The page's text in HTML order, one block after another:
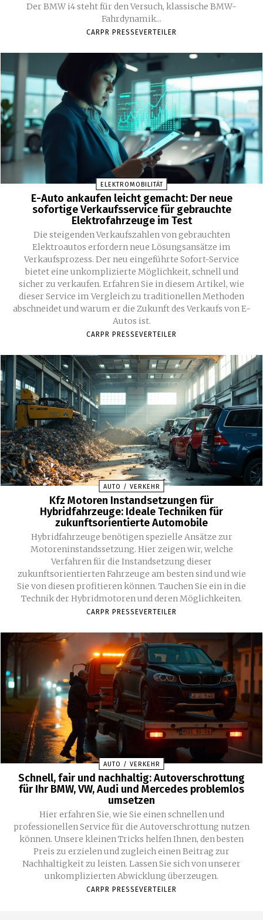
Der BMW i4 steht für den Versuch, klassische BMW-
Fahrdynamik...
CARPR PRESSEVERTEILER
ELEKTROMOBILITÄT
E-Auto ankaufen leicht gemacht: Der neue
sofortige Verkaufsservice für gebrauchte
Elektrofahrzeuge im Test
Die steigenden Verkaufszahlen von gebrauchten
Elektroautos erfordern neue Lösungsansätze im
Verkaufsprozess. Der neu eingeführte Sofort-Service
bietet eine unkomplizierte Möglichkeit, schnell und
sicher zu verkaufen. Erfahren Sie in diesem Artikel, wie
dieser Service im Vergleich zu traditionellen Methoden
abschneidet und warum er die Zukunft des Verkaufs von E-
Autos ist.
CARPR PRESSEVERTEILER
AUTO / VERKEHR
Kfz Motoren Instandsetzungen für
Hybridfahrzeuge: Ideale Techniken für
zukunftsorientierte Automobile
Hybridfahrzeuge benötigen spezielle Ansätze zur
Motoreninstandssetzung. Hier zeigen wir, welche
Verfahren für die Instandsetzung dieser
zukunftsorientierten Fahrzeuge am besten sind und wie
Sie von diesen profitieren können. Tauchen Sie ein in die
Technik der Hybridmotoren und deren Möglichkeiten.
CARPR PRESSEVERTEILER
AUTO / VERKEHR
Schnell, fair und nachhaltig: Autoverschrottung
für Ihr BMW, VW, Audi und Mercedes problemlos
umsetzen
Hier erfahren Sie, wie Sie einen schnellen und
professionellen Service für die Autoverschrottung nutzen
können. Unsere kleinen Tricks helfen Ihnen, den besten
Preis zu erzielen und zugleich einen Beitrag zur
Nachhaltigkeit zu leisten. Lassen Sie sich von unserer
unkomplizierten Abwicklung überzeugen.
CARPR PRESSEVERTEILER